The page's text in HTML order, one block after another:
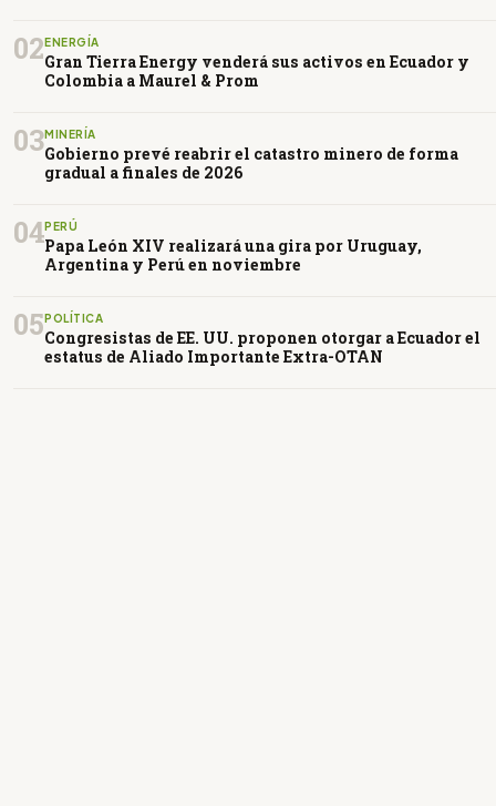
02ENERGÍA
Gran Tierra Energy venderá sus activos en Ecuador y
Colombia a Maurel & Prom
03MINERÍA
Gobierno prevé reabrir el catastro minero de forma
gradual a finales de 2026
04PERÚ
Papa León XIV realizará una gira por Uruguay,
Argentina y Perú en noviembre
05POLÍTICA
Congresistas de EE. UU. proponen otorgar a Ecuador el
estatus de Aliado Importante Extra-OTAN